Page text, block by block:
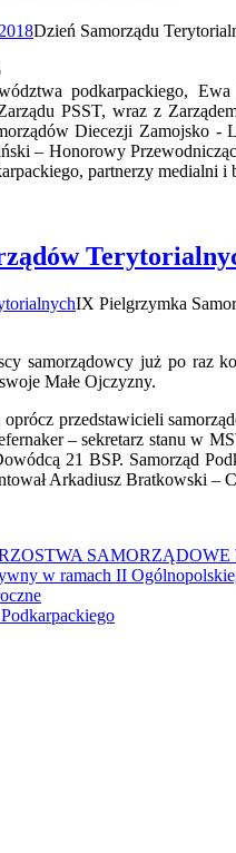
Dzień Samorządu
podkarpackiego,
PSST, wraz z
Diecezji Zamojsko -
– Honorowy
partnerzy medialni i
IX Pielgrzymka
samorządowcy już po
Małe Ojczyzny.
przedstawicieli
– sekretarz stanu w
21 BSP. Samorząd
Arkadiusz Bratkowski –
SAMORZĄDOWE
w ramach II